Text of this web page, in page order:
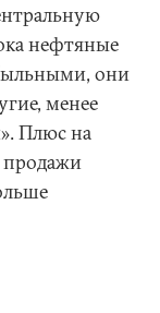
нефтяные
они
менее
Плюс на
продажи